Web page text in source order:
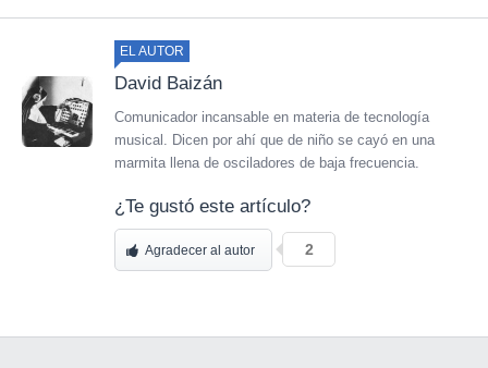
EL AUTOR
David Baizán
Comunicador incansable en materia de tecnología
musical. Dicen por ahí que de niño se cayó en una
marmita llena de osciladores de baja frecuencia.
¿Te gustó este artículo?
Agradecer al autor 2